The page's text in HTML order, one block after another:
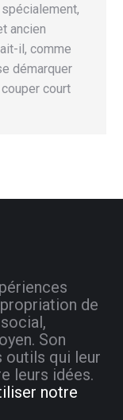
ancien
il, comme
démarquer
court
de
Son
outils qui leur
leurs idées.
notre